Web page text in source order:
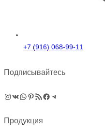
+7 (916) 068-99-11
Подписывайтесь
Instagram
ВКонтакте
WhatsApp
Pinterest
RSS-рассылка
Facebook
Telegram
Продукция